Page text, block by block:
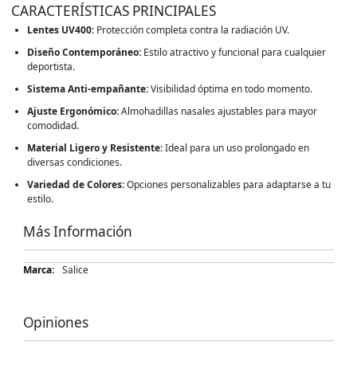
CARACTERÍSTICAS PRINCIPALES
Lentes UV400: Protección completa contra la radiación UV.
Diseño Contemporáneo: Estilo atractivo y funcional para cualquier
deportista.
Sistema Anti-empañante:Visibilidad óptima en todo momento.
Ajuste Ergonómico:Almohadillas nasales ajustables para mayor
comodidad.
Material Ligero y Resistente:Ideal para un uso prolongado en
diversas condiciones.
Variedad de Colores:Opciones personalizables para adaptarse a tu
estilo.
Más Información
Más
Salice
Opiniones